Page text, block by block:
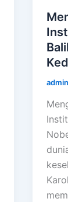
admin